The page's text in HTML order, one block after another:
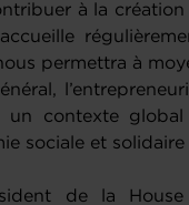
à la création
permettra à
un contexte
sociale et
de la